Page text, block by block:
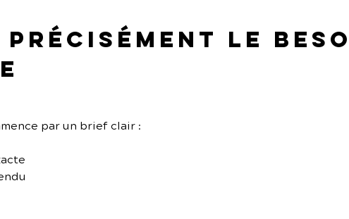
précisément le
par un brief clair :